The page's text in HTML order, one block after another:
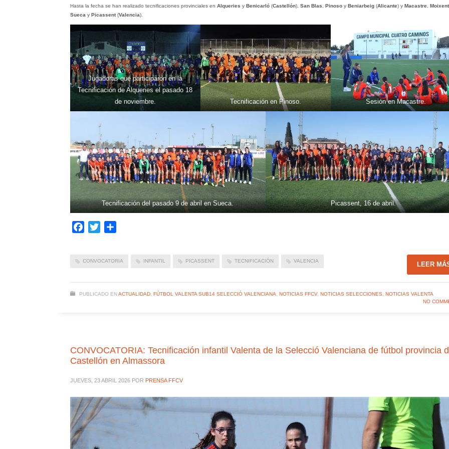
Hasta la fecha se han realizado tecnificaciones provinciales en Alqueries y Benicarló(Castellón), San Blas, Pinoso yBeniarbeig(Alicante) y Macastre, Moixent
Suecay Picassent(Valencia).
Jugadoras que participaron en la
Tecnificación de Alqueries el pasado 18
de noviembre.
Tecnificación en Pinoso. Sesión en Macastre.
Tecnificación del pasado 9 de abril en Sueca. Picassent, 16 de abril.
Facebook
Twitter
CONVOCATORIA INFANTIL PICASSENT TECNIFICACIÓN VALENCIA LEER
PUBLICADO EN ACTUALIDAD, FÚTBOL VALENTA SUB14 SELECCIÓ VALENCIANA, NOTICIAS FFCV, NOTICIAS SELECCIONES, NOTICIAS VALENTA
NO
CONVOCATORIA: Tecnificación infantil Valenta de la Selecció Valenciana de fútbol provincia
Castellón en Almassora
JUEVES, 23 ABRIL 2026 POR PRENSA FFCV